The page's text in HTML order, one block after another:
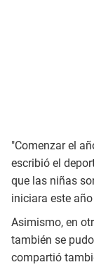
"Comenzar el
escribió el
que las niñas
iniciara este
Asimismo, en
también se
compartió